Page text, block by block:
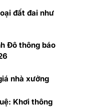
đất đai như
Đô thông báo
nhà xưởng
Khơi thông